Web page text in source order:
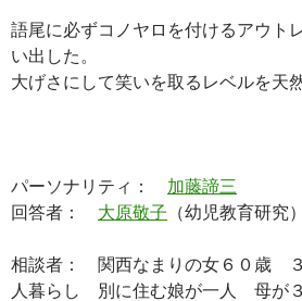
語尾に必ずコノヤロを付けるアウト
い出した。
大げさにして笑いを取るレベルを天
パーソナリティ： 加藤諦三
回答者： 大原敬子 （幼児教育研究）
相談者： 関西なまりの女６０歳
人暮らし 別に住む娘が一人 母が